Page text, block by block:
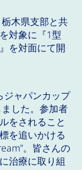
木県支部と共
対象に『1型
を対面にて開
ジャパンカップ
した。参加者
をされること
を追いかける
。皆さんの
治療に取り組